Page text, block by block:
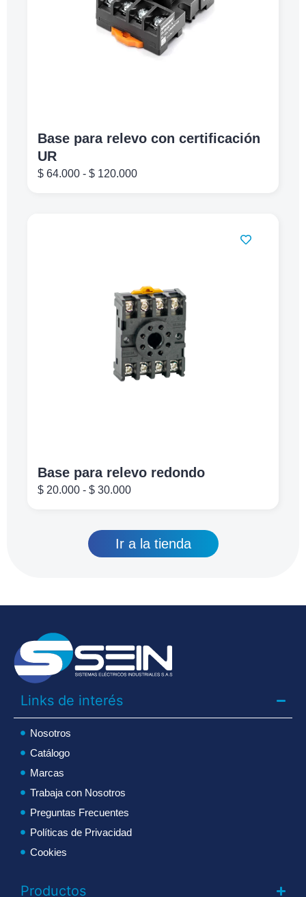
Base para relevo con certificación
UR
$ 64.000 - $ 120.000
Base para relevo redondo
$ 20.000 - $ 30.000
Ir a la tienda
Links de interés
Nosotros
Catálogo
Marcas
Trabaja con Nosotros
Preguntas Frecuentes
Políticas de Privacidad
Cookies
Productos